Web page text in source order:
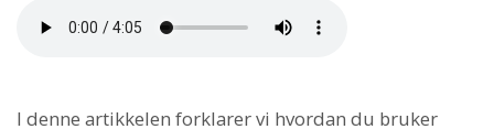
I denne artikkelen forklarer vi hvordan du bruker